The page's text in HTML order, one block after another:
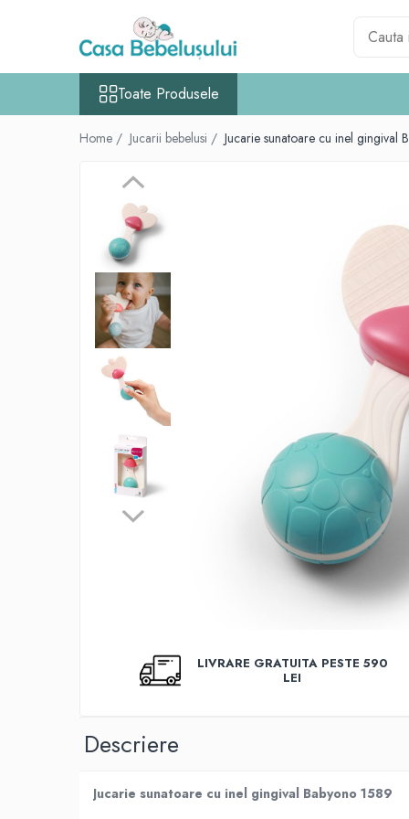
Toate Produsele
Accesorii carucioare copii
Aparate de sanatate si ingrijire copii
Cantare bebelusi si copii
Termometre copii
Accesorii ingrijire copii
Bureti baie cadita
Cadite anatomice
Inaltatoare antiderapante
Olite antiderapante muzicale
Olite antiderapante simple
Reductoare antiderapante
Seturi cadite 92 cm
Suporti anatomici plastic
Toate Produsele
Home / Jucarii bebelusi / Jucarie sunatoare cu inel gingival
LIVRARE GRATUITA PESTE 590
LEI
Descriere
Jucarie sunatoare cu inel gingival Babyono 1589